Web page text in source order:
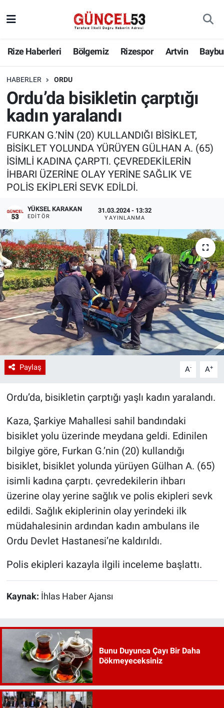
Rize Haberleri Bölgemiz Rizespor Artvin
HABERLER ORDU
Ordu’da bisikletin çarptığı
kadın yaralandı
FURKAN G.’NİN (20) KULLANDIĞI BİSİKLET,
BİSİKLET YOLUNDA YÜRÜYEN GÜLHAN A. (65)
İSİMLİ KADINA ÇARPTI. ÇEVREDEKİLERİN
İHBARI ÜZERİNE OLAY YERİNE SAĞLIK VE
POLİS EKİPLERİ SEVK EDİLDİ.
YÜKSEL KARAKAN
EDITÖR
31.03.2024 - 13:32
YAYINLANMA
Paylaş A- A+
Ordu’da, bisikletin çarptığı yaşlı kadın yaralandı.
Kaza, Şarkiye Mahallesi sahil bandındaki
bisiklet yolu üzerinde meydana geldi. Edinilen
bilgiye göre, Furkan G.’nin (20) kullandığı
bisiklet, bisiklet yolunda yürüyen Gülhan A. (65)
isimli kadına çarptı. çevredekilerin ihbarı
üzerine olay yerine sağlık ve polis ekipleri sevk
edildi. Sağlık ekiplerinin olay yerindeki ilk
müdahalesinin ardından kadın ambulans ile
Ordu Devlet Hastanesi’ne kaldırıldı.
Polis ekipleri kazayla ilgili inceleme başlattı.
Kaynak: İhlas Haber Ajansı
Bunu Duyunca Çayı Bir Daha
Dökmeyeceksiniz